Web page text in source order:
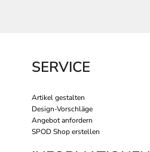
SERVICE
Artikel gestalten
Design-Vorschläge
Angebot anfordern
SPOD Shop erstellen